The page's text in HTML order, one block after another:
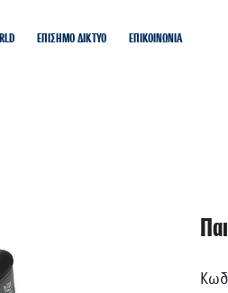
ΕΠΙΣΗΜΟ ΔΙΚΤΥΟ ΕΠΙΚΟΙΝΩΝΙΑ